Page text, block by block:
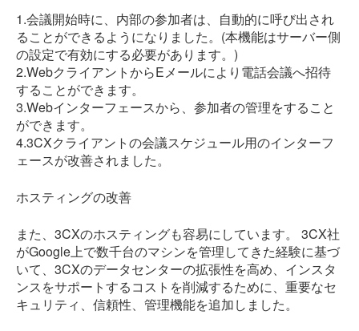
1.会議開始時に、内部の参加者は、自動的に呼び出され
ることができるようになりました。(本機能はサーバー側
の設定で有効にする必要があります。)
2.WebクライアントからEメールにより電話会議へ招待
することができます。
3.Webインターフェースから、参加者の管理をすること
ができます。
4.3CXクライアントの会議スケジュール用のインターフ
ェースが改善されました。
ホスティングの改善
また、3CXのホスティングも容易にしています。 3CX社
がGoogle上で数千台のマシンを管理してきた経験に基づ
いて、3CXのデータセンターの拡張性を高め、インスタ
ンスをサポートするコストを削減するために、重要なセ
キュリティ、信頼性、管理機能を追加しました。